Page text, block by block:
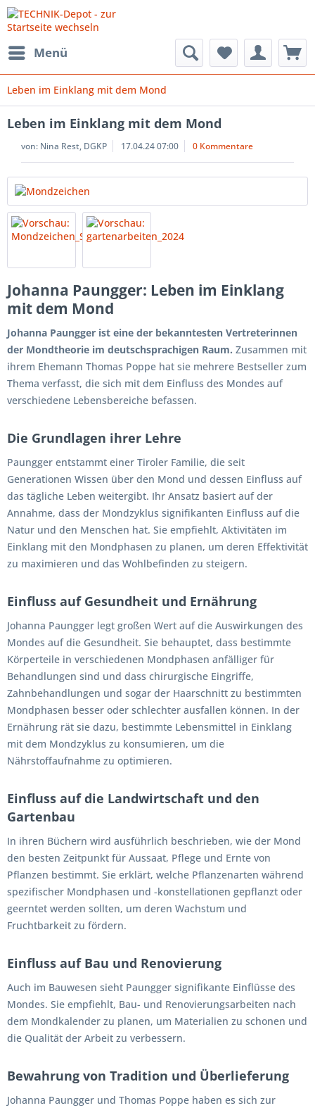
Menü
Leben im Einklang mit dem Mond
Leben im Einklang mit dem Mond
von: Nina Rest, DGKP 17.04.24 07:00 0 Kommentare
Johanna Paungger: Leben im Einklang
mit dem Mond
Johanna Paungger ist eine der bekanntesten Vertreterinnen
der Mondtheorie im deutschsprachigen Raum. Zusammen mit
ihrem Ehemann Thomas Poppe hat sie mehrere Bestseller zum
Thema verfasst, die sich mit dem Einfluss des Mondes auf
verschiedene Lebensbereiche befassen.
Die Grundlagen ihrer Lehre
Paungger entstammt einer Tiroler Familie, die seit
Generationen Wissen über den Mond und dessen Einfluss auf
das tägliche Leben weitergibt. Ihr Ansatz basiert auf der
Annahme, dass der Mondzyklus signifikanten Einfluss auf die
Natur und den Menschen hat. Sie empfiehlt, Aktivitäten im
Einklang mit den Mondphasen zu planen, um deren Effektivität
zu maximieren und das Wohlbefinden zu steigern.
Einfluss auf Gesundheit und Ernährung
Johanna Paungger legt großen Wert auf die Auswirkungen des
Mondes auf die Gesundheit. Sie behauptet, dass bestimmte
Körperteile in verschiedenen Mondphasen anfälliger für
Behandlungen sind und dass chirurgische Eingriffe,
Zahnbehandlungen und sogar der Haarschnitt zu bestimmten
Mondphasen besser oder schlechter ausfallen können. In der
Ernährung rät sie dazu, bestimmte Lebensmittel in Einklang
mit dem Mondzyklus zu konsumieren, um die
Nährstoffaufnahme zu optimieren.
Einfluss auf die Landwirtschaft und den
Gartenbau
In ihren Büchern wird ausführlich beschrieben, wie der Mond
den besten Zeitpunkt für Aussaat, Pflege und Ernte von
Pflanzen bestimmt. Sie erklärt, welche Pflanzenarten während
spezifischer Mondphasen und -konstellationen gepflanzt oder
geerntet werden sollten, um deren Wachstum und
Fruchtbarkeit zu fördern.
Einfluss auf Bau und Renovierung
Auch im Bauwesen sieht Paungger signifikante Einflüsse des
Mondes. Sie empfiehlt, Bau- und Renovierungsarbeiten nach
dem Mondkalender zu planen, um Materialien zu schonen und
die Qualität der Arbeit zu verbessern.
Bewahrung von Tradition und Überlieferung
Johanna Paungger und Thomas Poppe haben es sich zur